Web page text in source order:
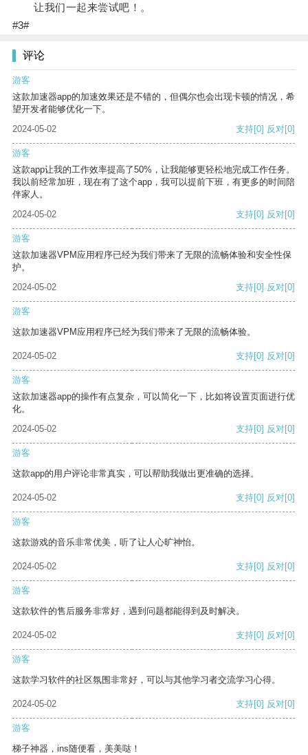
让我们一起来尝试吧！。
#3#
评论
游客
这款加速器app的加速效果还是不错的，但偶尔也会出现卡顿的情况，希
望开发者能够优化一下。
2024-05-02
支持[0] 反对[0]
游客
这款app让我的工作效率提高了50%，让我能够更轻松地完成工作任务。
我以前经常加班，现在有了这个app，我可以提前下班，有更多的时间陪
伴家人。
2024-05-02
支持[0] 反对[0]
游客
这款加速器VPM应用程序已经为我们带来了无限的流畅体验和安全性保
护。
2024-05-02
支持[0] 反对[0]
游客
这款加速器VPM应用程序已经为我们带来了无限的流畅体验。
2024-05-02 支持[0] 反对[0]
游客
这款加速器app的操作有点复杂，可以简化一下，比如将设置页面进行优
化。
2024-05-02
支持[0] 反对[0]
游客
这款app的用户评论非常真实，可以帮助我做出更准确的选择。
2024-05-02 支持[0] 反对[0]
游客
这款游戏的音乐非常优美，听了让人心旷神怡。
2024-05-02 支持[0] 反对[0]
游客
这款软件的售后服务非常好，遇到问题都能得到及时解决。
2024-05-02 支持[0] 反对[0]
游客
这款学习软件的社区氛围非常好，可以与其他学习者交流学习心得。
2024-05-02 支持[0] 反对[0]
游客
梯子神器，ins随便看，美美哒！